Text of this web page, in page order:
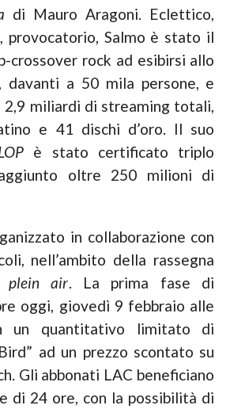
di Mauro Aragoni. Eclettico,
provocatorio, Salmo è stato il
crossover rock ad esibirsi allo
davanti a 50 mila persone, e
miliardi di streaming totali,
e 41 dischi d’oro. Il suo
è stato certificato triplo
oltre 250 milioni di
in collaborazione con
nell’ambito della rassegna
plein air. La prima fase di
oggi, giovedì 9 febbraio alle
un quantitativo limitato di
ad un prezzo scontato su
Gli abbonati LAC beneficiano
di 24 ore, con la possibilità di